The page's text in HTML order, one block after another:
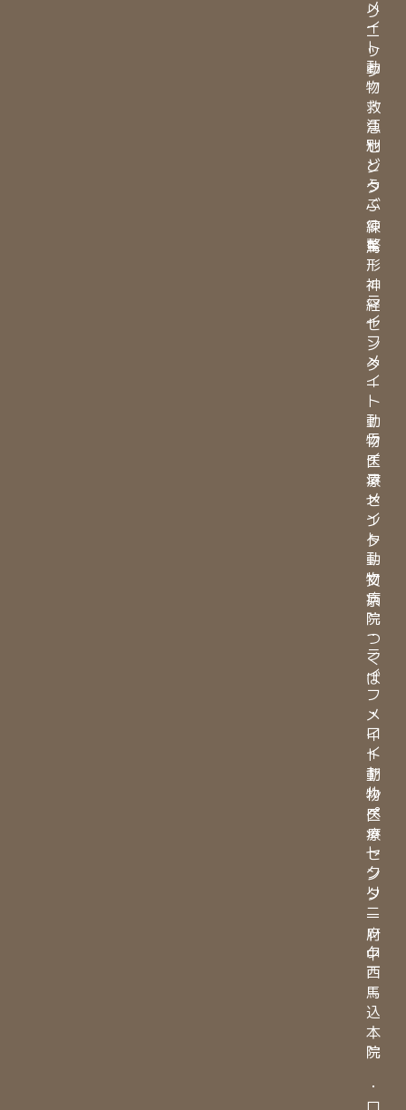
リ
ニ
ッ
ク
・
江
別
ど
う
ぶ
つ
整
形
神
経
セ
ン
タ
ー
・
ラ
イ
フ
メ
イ
ト
動
物
病
院
つ
く
ば
・
ロ
イ
ヤ
ル
ペ
ッ
ト
ク
リ
ニ
ッ
ク
西
馬
込
本
院
・
ロ
メ
イ
ト
動
物
救
急
セ
ン
タ
ー
練
馬
・
ラ
イ
フ
メ
イ
ト
動
物
医
療
セ
ン
タ
ー
文
京
・
ラ
イ
フ
メ
イ
ト
動
物
医
療
セ
ン
タ
ー
府
中